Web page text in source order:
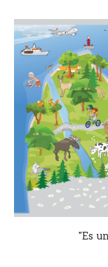
"Es